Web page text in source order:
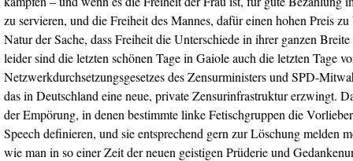
zu servieren, und die Freiheit des Mannes, dafür einen hohen Preis
Natur der Sache, dass Freiheit die Unterschiede in ihrer ganzen
leider sind die letzten schönen Tage in Gaiole auch die letzten Tage
Netzwerkdurchsetzungsgesetzes des Zensurministers und SPD-
das in Deutschland eine neue, private Zensurinfrastruktur erzwingt.
der Empörung, in denen bestimmte linke Fetischgruppen die
Speech definieren, und sie entsprechend gern zur Löschung melden
wie man in so einer Zeit der neuen geistigen Prüderie und